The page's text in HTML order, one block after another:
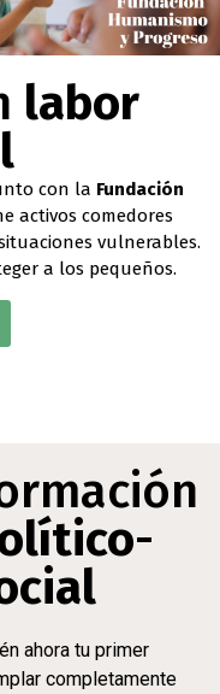
labor
con la Fundación
activos comedores
vulnerables.
a los pequeños.
-
ahora tu primer
completamente